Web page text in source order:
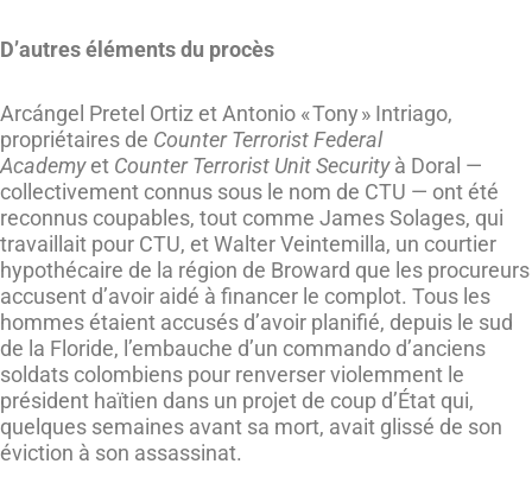
D’autres éléments du procès
Arcángel Pretel Ortiz et Antonio « Tony » Intriago,
propriétaires de Counter Terrorist Federal
Academyet Counter Terrorist Unit Securityà Doral —
collectivement connus sous le nom de CTU — ont été
reconnus coupables, tout comme James Solages, qui
travaillait pour CTU, et Walter Veintemilla, un courtier
hypothécaire de la région de Broward que les procureurs
accusent d’avoir aidé à financer le complot. Tous les
hommes étaient accusés d’avoir planifié, depuis le sud
de la Floride, l’embauche d’un commando d’anciens
soldats colombiens pour renverser violemment le
président haïtien dans un projet de coup d’État qui,
quelques semaines avant sa mort, avait glissé de son
éviction à son assassinat.